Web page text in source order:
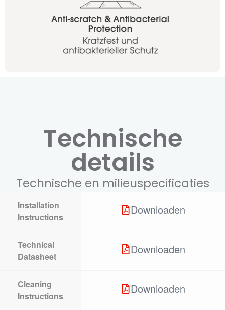
Technische
details
Technische en milieuspecificaties
Installation
Instructions
Downloaden
Technical
Datasheet
Downloaden
Cleaning
Instructions
Downloaden